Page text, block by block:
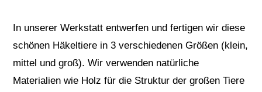
In unserer Werkstatt entwerfen und fertigen wir diese
schönen Häkeltiere in 3 verschiedenen Größen (klein,
mittel und groß). Wir verwenden natürliche
Materialien wie Holz für die Struktur der großen Tiere